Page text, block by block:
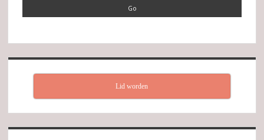
Lid worden